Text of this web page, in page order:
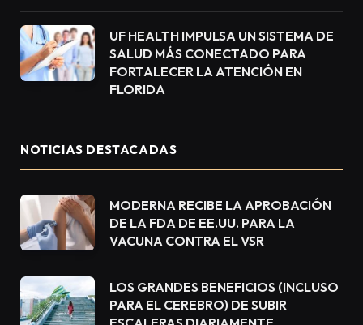
UF HEALTH IMPULSA UN SISTEMA DE
SALUD MÁS CONECTADO PARA
FORTALECER LA ATENCIÓN EN
FLORIDA
NOTICIAS DESTACADAS
MODERNA RECIBE LA APROBACIÓN
DE LA FDA DE EE.UU. PARA LA
VACUNA CONTRA EL VSR
LOS GRANDES BENEFICIOS (INCLUSO
PARA EL CEREBRO) DE SUBIR